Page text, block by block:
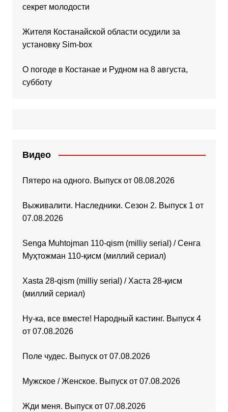
секрет молодости
Жителя Костанайской области осудили за
установку Sim-box
О погоде в Костанае и Рудном на 8 августа,
субботу
Видео
Пятеро на одного. Выпуск от 08.08.2026
Выживалити. Наследники. Сезон 2. Выпуск 1 от
07.08.2026
Senga Muhtojman 110-qism (milliy serial) / Сенга
Муҳтожман 110-қисм (миллий сериал)
Xasta 28-qism (milliy serial) / Хаста 28-қисм
(миллий сериал)
Ну-ка, все вместе! Народный кастинг. Выпуск 4
от 07.08.2026
Поле чудес. Выпуск от 07.08.2026
Мужское / Женское. Выпуск от 07.08.2026
Жди меня. Выпуск от 07.08.2026